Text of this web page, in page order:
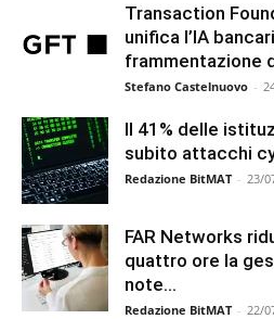
Transaction
unifica l’IA
frammentazione
Stefano Castelnuovo -
Il 41% delle
subito attacchi
Redazione BitMAT - 23/
FAR Networks
quattro ore la
note...
Redazione BitMAT - 22/